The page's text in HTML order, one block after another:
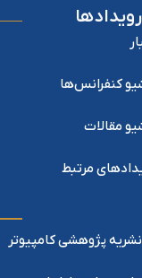
رویدادها
کنفرانس‌ها
مقالات
مرتبط
نشریه پژوهشی کامپیوتر